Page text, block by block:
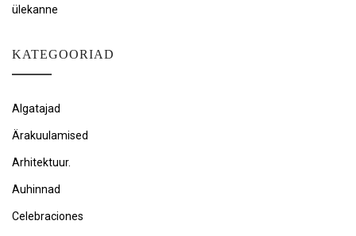
ülekanne
KATEGOORIAD
Algatajad
Ärakuulamised
Arhitektuur.
Auhinnad
Celebraciones